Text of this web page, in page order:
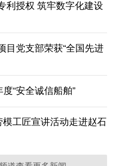
利授权 筑牢数字化建设
目党支部荣获“全国先进
“安全诚信船舶”
模工匠宣讲活动走进赵石